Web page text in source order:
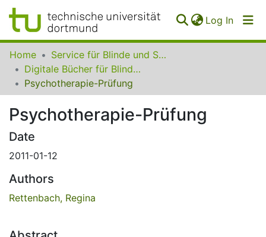
Log In
Communities
Collections
FAQ
Home
Service für Blinde und Sehbehinderte der UB Dortmund
Digitale Bücher für Blinde und Sehbehinderte
Psychotherapie-Prüfung
Psychotherapie-Prüfung
Date
2011-01-12
Authors
Rettenbach, Regina